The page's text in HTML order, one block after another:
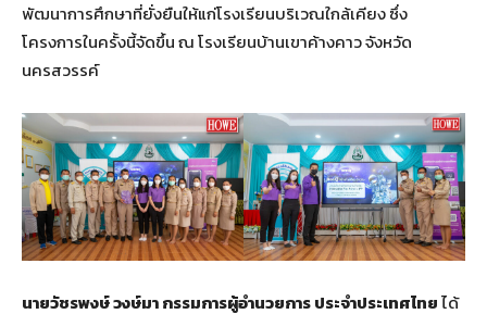
พัฒนาการศึกษาที่ยั่งยืนให้แก่โรงเรียนบริเวณใกล้เคียง ซึ่ง
โครงการในครั้งนี้จัดขึ้น ณ โรงเรียนบ้านเขาค้างคาว จังหวัด
นครสวรรค์
นายวัชรพงษ์ วงษ์มา กรรมการผู้อำนวยการ ประจำประเทศไทยได้